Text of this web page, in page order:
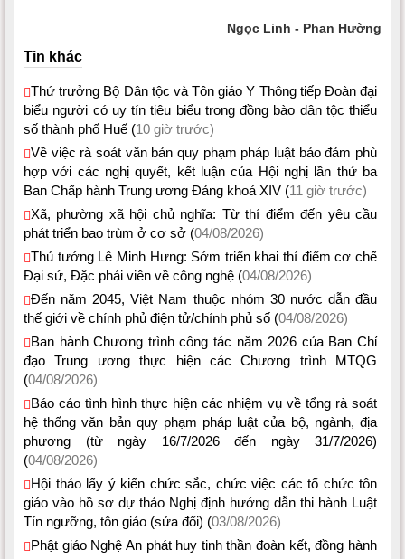
Ngọc Linh - Phan Hường
Tin khác
Thứ trưởng Bộ Dân tộc và Tôn giáo Y Thông tiếp Đoàn đại
biểu người có uy tín tiêu biểu trong đồng bào dân tộc thiểu
số thành phố Huế (10 giờ trước)
Về việc rà soát văn bản quy phạm pháp luật bảo đảm phù
hợp với các nghị quyết, kết luận của Hội nghị lần thứ ba
Ban Chấp hành Trung ương Đảng khoá XIV (11 giờ trước)
Xã, phường xã hội chủ nghĩa: Từ thí điểm đến yêu cầu
phát triển bao trùm ở cơ sở (04/08/2026)
Thủ tướng Lê Minh Hưng: Sớm triển khai thí điểm cơ chế
Đại sứ, Đặc phái viên về công nghệ (04/08/2026)
Đến năm 2045, Việt Nam thuộc nhóm 30 nước dẫn đầu
thế giới về chính phủ điện tử/chính phủ số (04/08/2026)
Ban hành Chương trình công tác năm 2026 của Ban Chỉ
đạo Trung ương thực hiện các Chương trình MTQG
(04/08/2026)
Báo cáo tình hình thực hiện các nhiệm vụ về tổng rà soát
hệ thống văn bản quy phạm pháp luật của bộ, ngành, địa
phương (từ ngày 16/7/2026 đến ngày 31/7/2026)
(04/08/2026)
Hội thảo lấy ý kiến chức sắc, chức việc các tổ chức tôn
giáo vào hồ sơ dự thảo Nghị định hướng dẫn thi hành Luật
Tín ngưỡng, tôn giáo (sửa đổi) (03/08/2026)
Phật giáo Nghệ An phát huy tinh thần đoàn kết, đồng hành